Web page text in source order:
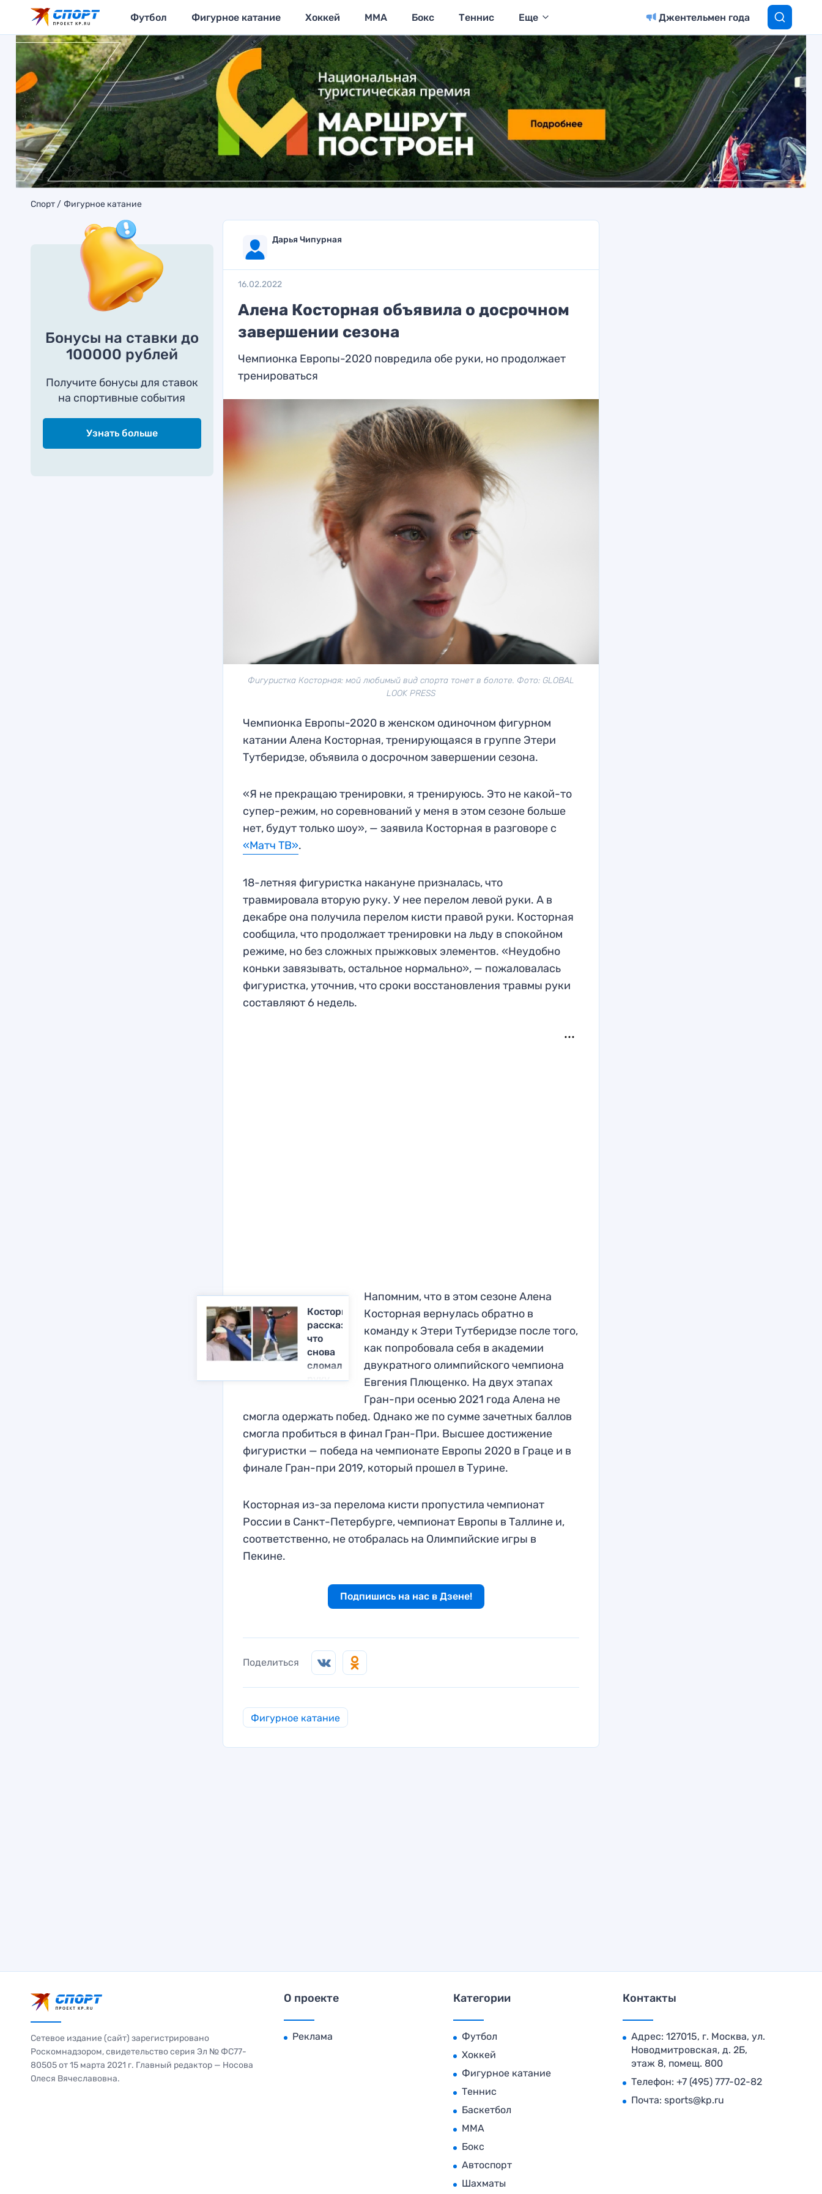
Футбол Фигурное катание Хоккей MMA Бокс Теннис Еще Джентельмен года
Спорт Фигурное катание
Бонусы на ставки до
100000 рублей
Получите бонусы для ставок
на спортивные события
Узнать больше
Дарья Чипурная
16.02.2022
Алена Косторная объявила о досрочном
завершении сезона
Чемпионка Европы-2020 повредила обе руки, но продолжает
тренироваться
Фигуристка Косторная: мой любимый вид спорта тонет в болоте. Фото: GLOBAL
LOOK PRESS
Чемпионка Европы-2020 в женском одиночном фигурном
катании Алена Косторная, тренирующаяся в группе Этери
Тутберидзе, объявила о досрочном завершении сезона.
«Я не прекращаю тренировки, я тренируюсь. Это не какой-то
супер-режим, но соревнований у меня в этом сезоне больше
нет, будут только шоу», — заявила Косторная в разговоре с
«Матч ТВ».
18-летняя фигуристка накануне призналась, что
травмировала вторую руку. У нее перелом левой руки. А в
декабре она получила перелом кисти правой руки. Косторная
сообщила, что продолжает тренировки на льду в спокойном
режиме, но без сложных прыжковых элементов. «Неудобно
коньки завязывать, остальное нормально», — пожаловалась
фигуристка, уточнив, что сроки восстановления травмы руки
составляют 6 недель.
Косторная
рассказала,
что
снова
сломала
руку
Напомним, что в этом сезоне Алена
Косторная вернулась обратно в
команду к Этери Тутберидзе после того,
как попробовала себя в академии
двукратного олимпийского чемпиона
Евгения Плющенко. На двух этапах
Гран-при осенью 2021 года Алена не
смогла одержать побед. Однако же по сумме зачетных баллов
смогла пробиться в финал Гран-При. Высшее достижение
фигуристки — победа на чемпионате Европы 2020 в Граце и в
финале Гран-при 2019, который прошел в Турине.
Косторная из-за перелома кисти пропустила чемпионат
России в Санкт-Петербурге, чемпионат Европы в Таллине и,
соответственно, не отобралась на Олимпийские игры в
Пекине.
Подпишись на нас в Дзене!
Поделиться
Фигурное катание
Сетевое издание (сайт) зарегистрировано
Роскомнадзором, свидетельство серия Эл № ФС77-
80505 от 15 марта 2021 г. Главный редактор — Носова
Олеся Вячеславовна.
О проекте
Реклама
Категории
Футбол
Хоккей
Фигурное катание
Теннис
Баскетбол
MMA
Бокс
Автоспорт
Шахматы
Контакты
Адрес: 127015, г. Москва, ул.
Новодмитровская, д. 2Б,
этаж 8, помещ. 800
Телефон: +7 (495) 777-02-82
Почта: sports@kp.ru